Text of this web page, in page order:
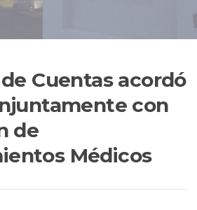
Cuentas acordó
con
de
Médicos